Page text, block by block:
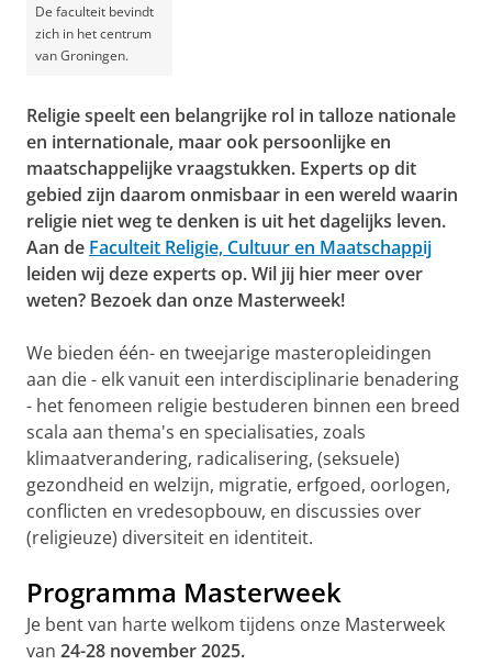
De faculteit bevindt
zich in het centrum
van Groningen.
Religie speelt een belangrijke rol in talloze nationale
en internationale, maar ook persoonlijke en
maatschappelijke vraagstukken. Experts op dit
gebied zijn daarom onmisbaar in een wereld waarin
religie niet weg te denken is uit het dagelijks leven.
Aan de Faculteit Religie, Cultuur en Maatschappij
leiden wij deze experts op. Wil jij hier meer over
weten? Bezoek dan onze Masterweek!
We bieden één- en tweejarige masteropleidingen
aan die - elk vanuit een interdisciplinarie benadering
- het fenomeen religie bestuderen binnen een breed
scala aan thema's en specialisaties, zoals
klimaatverandering, radicalisering, (seksuele)
gezondheid en welzijn, migratie, erfgoed, oorlogen,
conflicten en vredesopbouw, en discussies over
(religieuze) diversiteit en identiteit.
Programma Masterweek
Je bent van harte welkom tijdens onze Masterweek
van 24-28 november 2025.